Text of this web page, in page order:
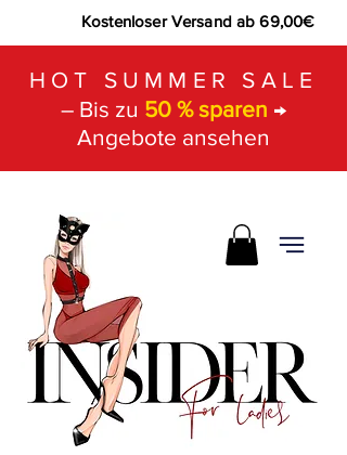
Kostenloser Versand ab 69,00€
HOT SUMMER SALE
– Bis zu 50 % sparen →
Angebote ansehen